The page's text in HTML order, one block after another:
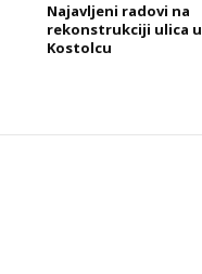
Najavljeni radovi na
rekonstrukciji ulica u
Kostolcu